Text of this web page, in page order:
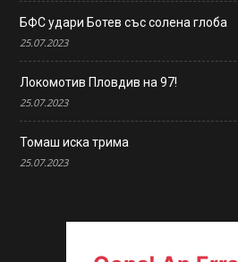
БФС удари Ботев със солена глоба
25.07.2023
Локомотив Пловдив на 97!
25.07.2023
Томаш иска трима
25.07.2023